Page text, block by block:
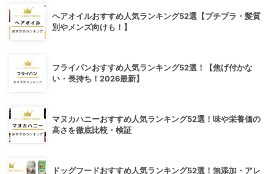
ヘアオイルおすすめ人気ランキング52選【プチプラ・髪質
別やメンズ向けも！】
フライパンおすすめ人気ランキング52選！【焦げ付かな
い・長持ち！2026最新】
マヌカハニーおすすめ人気ランキング52選！味や栄養価の
高さを徹底比較・検証
ドッグフードおすすめ人気ランキング52選！無添加・アレ